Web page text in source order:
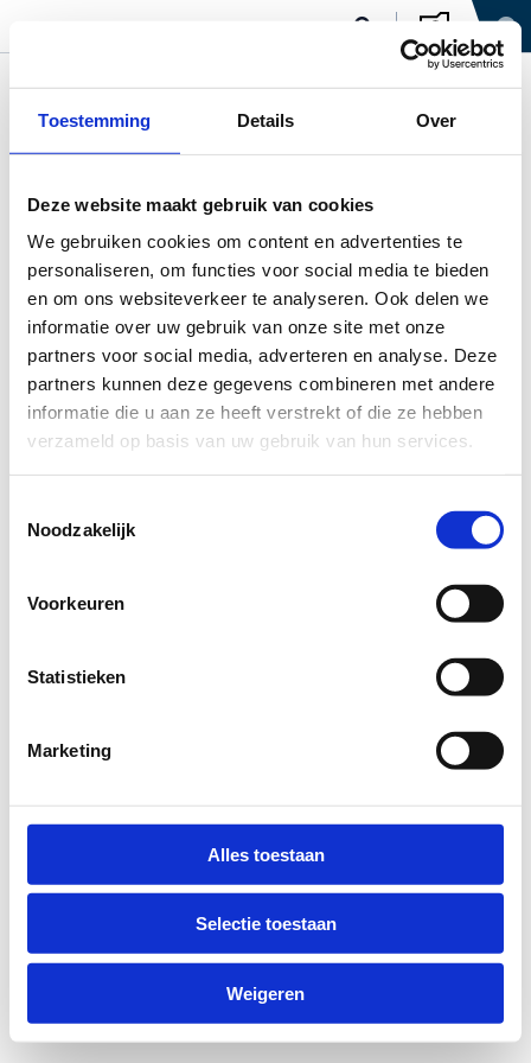
Toestemming Details Over
Deze website maakt gebruik van cookies
We gebruiken cookies om content en advertenties te
personaliseren, om functies voor social media te bieden
en om ons websiteverkeer te analyseren. Ook delen we
informatie over uw gebruik van onze site met onze
partners voor social media, adverteren en analyse. Deze
partners kunnen deze gegevens combineren met andere
informatie die u aan ze heeft verstrekt of die ze hebben
verzameld op basis van uw gebruik van hun services.
Noodzakelijk
Voorkeuren
Statistieken
Marketing
Alles toestaan
Selectie toestaan
Weigeren